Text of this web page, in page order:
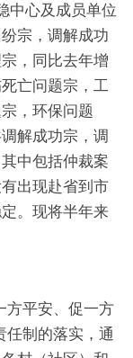
中心及成员单位
宗，调解成功
，同比去年增
亡问题宗，工
，环保问题
解成功宗，调
中包括仲裁案
出现赴省到市
。现将半年来
方平安、促一方
任制的落实，通